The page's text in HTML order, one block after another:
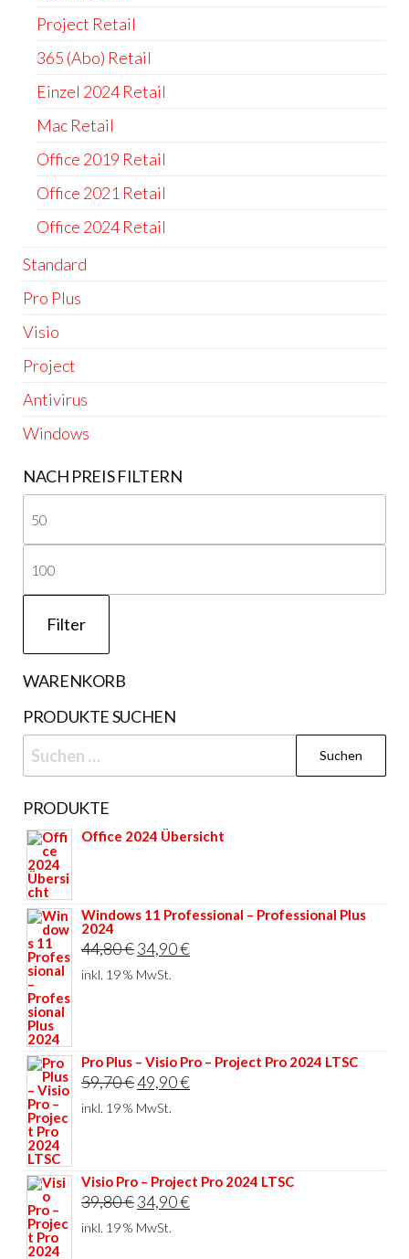
Project Retail
365 (Abo) Retail
Einzel 2024 Retail
Mac Retail
Office 2019 Retail
Office 2021 Retail
Office 2024 Retail
Standard
Pro Plus
Visio
Project
Antivirus
Windows
NACH PREIS FILTERN
Filter
WARENKORB
PRODUKTE SUCHEN
Suchen
nach:
PRODUKTE
Office 2024 Übersicht
Windows 11 Professional – Professional Plus
2024
44,80€Ursprünglicher
Preis
34,90€Aktueller
inkl. 19 % MwSt.
Pro Plus – Visio Pro – Project Pro 2024 LTSC
59,70€Ursprünglicher
Preis
49,90€Aktueller
inkl. 19 % MwSt.
Visio Pro – Project Pro 2024 LTSC
39,80€Ursprünglicher
Preis
34,90€Aktueller
inkl. 19 % MwSt.